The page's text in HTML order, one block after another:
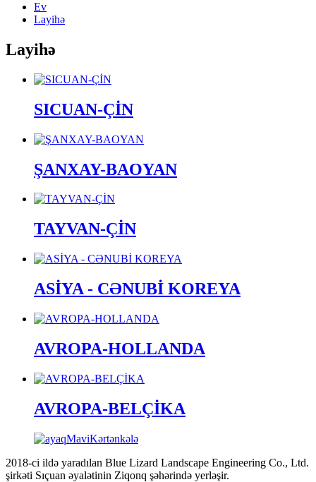
Ev
Layihə
Layihə
SICUAN-ÇİN
ŞANXAY-BAOYAN
TAYVAN-ÇİN
ASİYA - CƏNUBİ KOREYA
AVROPA-HOLLANDA
AVROPA-BELÇİKA
2018-ci ildə yaradılan Blue Lizard Landscape Engineering Co., Ltd.
şirkəti Sıçuan əyalətinin Ziqonq şəhərində yerləşir.